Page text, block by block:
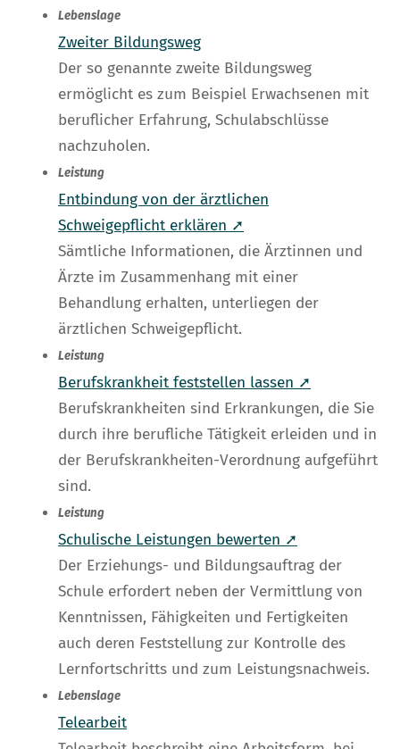
Lebenslage
Zweiter Bildungsweg
Der so genannte zweite Bildungsweg
ermöglicht es zum Beispiel Erwachsenen mit
beruflicher Erfahrung, Schulabschlüsse
nachzuholen.
Leistung
Entbindung von der ärztlichen
Schweigepflicht erklären ➚
Sämtliche Informationen, die Ärztinnen und
Ärzte im Zusammenhang mit einer
Behandlung erhalten, unterliegen der
ärztlichen Schweigepflicht.
Leistung
Berufskrankheit feststellen lassen ➚
Berufskrankheiten sind Erkrankungen, die Sie
durch ihre berufliche Tätigkeit erleiden und in
der Berufskrankheiten-Verordnung aufgeführt
sind.
Leistung
Schulische Leistungen bewerten ➚
Der Erziehungs- und Bildungsauftrag der
Schule erfordert neben der Vermittlung von
Kenntnissen, Fähigkeiten und Fertigkeiten
auch deren Feststellung zur Kontrolle des
Lernfortschritts und zum Leistungsnachweis.
Lebenslage
Telearbeit